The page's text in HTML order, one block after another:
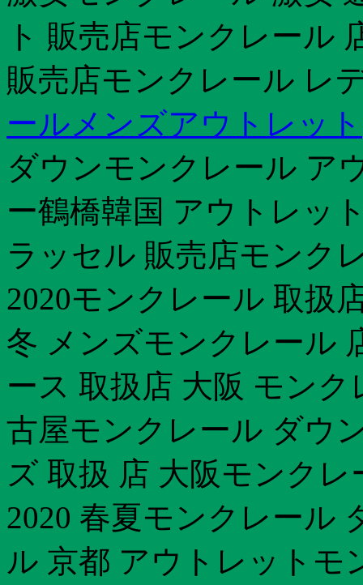
ト 販売店モンクレール
販売店モンクレール レ
ールメンズアウトレット
ダウンモンクレール ア
ー鶴橋韓国 アウトレッ
ラッセル 販売店モンク
2020モンクレール 取扱
冬 メンズモンクレール
ース 取扱店 大阪 モン
古屋モンクレール ダウ
ズ 取扱 店 大阪モンク
2020 春夏モンクレール
ル 京都 アウトレットモ